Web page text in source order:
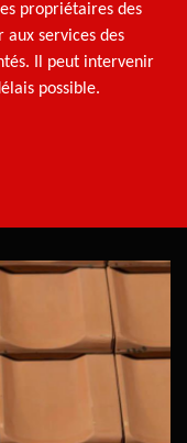
propriétaires des
aux services des
Il peut intervenir
possible.